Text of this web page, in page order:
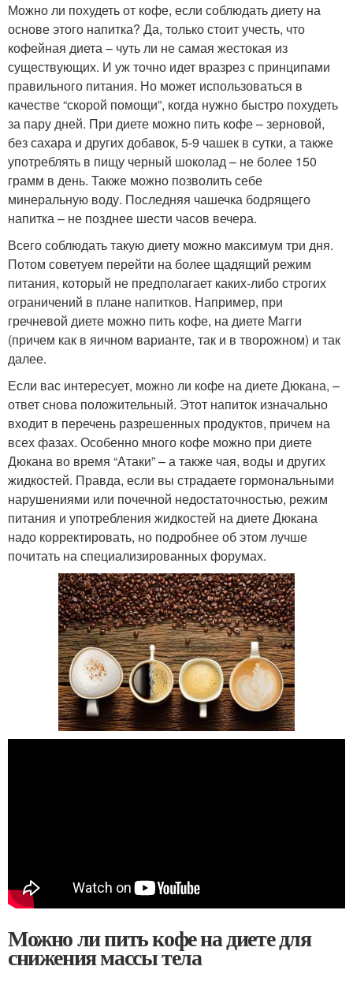
Можно ли похудеть от кофе, если соблюдать диету на
основе этого напитка? Да, только стоит учесть, что
кофейная диета – чуть ли не самая жестокая из
существующих. И уж точно идет вразрез с принципами
правильного питания. Но может использоваться в
качестве “скорой помощи”, когда нужно быстро похудеть
за пару дней. При диете можно пить кофе – зерновой,
без сахара и других добавок, 5-9 чашек в сутки, а также
употреблять в пищу черный шоколад – не более 150
грамм в день. Также можно позволить себе
минеральную воду. Последняя чашечка бодрящего
напитка – не позднее шести часов вечера.
Всего соблюдать такую диету можно максимум три дня.
Потом советуем перейти на более щадящий режим
питания, который не предполагает каких-либо строгих
ограничений в плане напитков. Например, при
гречневой диете можно пить кофе, на диете Магги
(причем как в яичном варианте, так и в творожном) и так
далее.
Если вас интересует, можно ли кофе на диете Дюкана, –
ответ снова положительный. Этот напиток изначально
входит в перечень разрешенных продуктов, причем на
всех фазах. Особенно много кофе можно при диете
Дюкана во время “Атаки” – а также чая, воды и других
жидкостей. Правда, если вы страдаете гормональными
нарушениями или почечной недостаточностью, режим
питания и употребления жидкостей на диете Дюкана
надо корректировать, но подробнее об этом лучше
почитать на специализированных форумах.
Можно ли пить кофе на диете для
снижения массы тела